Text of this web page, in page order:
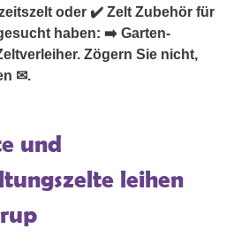
oder ✔️ Zelt Zubehör für
haben: ➡️ Garten-
Zögern Sie nicht,
✉.
und
leihen